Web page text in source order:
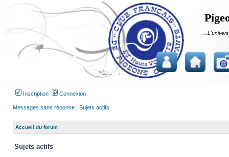
Inscription Connexion
Messages sans réponse | Sujets actifs
Accueil du forum
Sujets actifs